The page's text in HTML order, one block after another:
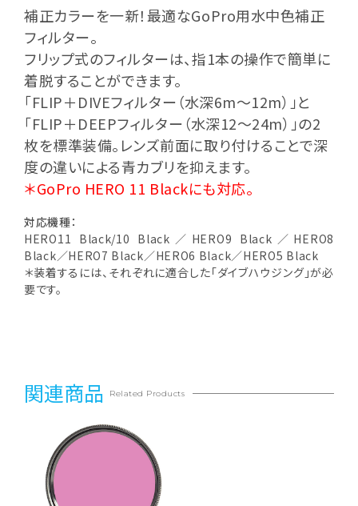
補正カラーを一新！最適なGoPro用水中色補正
フィルター。
フリップ式のフィルターは、指1本の操作で簡単に
着脱することができます。
「FLIP＋DIVEフィルター（水深6m～12m）」と
「FLIP＋DEEPフィルター（水深12〜24m）」の2
枚を標準装備。レンズ前面に取り付けることで深
度の違いによる青カブリを抑えます。
＊GoPro HERO 11 Blackにも対応。
対応機種：
HERO11 Black/10 Black／HERO9 Black／HERO8
Black／HERO7 Black／HERO6 Black／HERO5 Black
＊装着するには、それぞれに適合した「ダイブハウジング」が必
要です。
関連商品 Related Products